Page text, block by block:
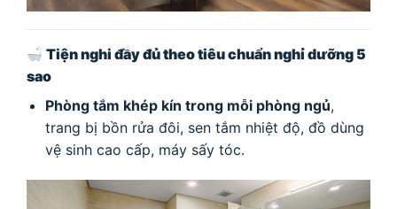
Tiện nghi đầy đủ theo tiêu chuẩn nghỉ dưỡng 5
sao
Phòng tắm khép kín trong mỗi phòng ngủ,
trang bị bồn rửa đôi, sen tắm nhiệt độ, đồ dùng
vệ sinh cao cấp, máy sấy tóc.